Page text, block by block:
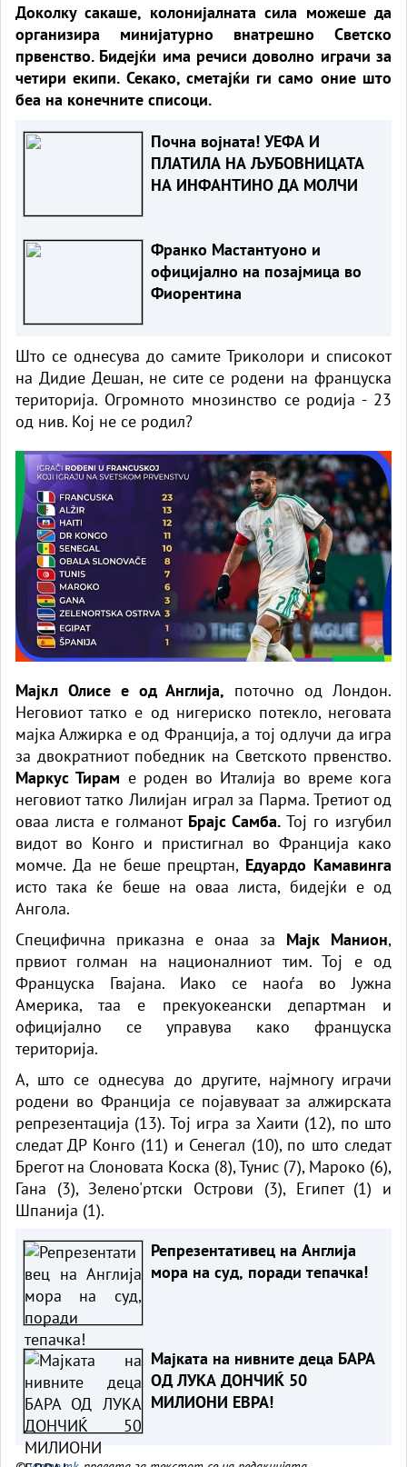
Доколку сакаше, колонијалната сила можеше да
организира минијатурно внатрешно Светско
првенство. Бидејќи има речиси доволно играчи за
четири екипи. Секако, сметајќи ги само оние што
беа на конечните списоци.
Почна војната! УЕФА И
ПЛАТИЛА НА ЉУБОВНИЦАТА
НА ИНФАНТИНО ДА МОЛЧИ
Франко Мастантуоно и
официјално на позајмица во
Фиорентина
Што се однесува до самите Триколори и списокот
на Дидие Дешан, не сите се родени на француска
територија. Огромното мнозинство се родија - 23
од нив. Кој не се родил?
Мајкл Олисе е од Англија, поточно од Лондон.
Неговиот татко е од нигериско потекло, неговата
мајка Алжирка е од Франција, а тој одлучи да игра
за двократниот победник на Светското првенство.
Маркус Тирам е роден во Италија во време кога
неговиот татко Лилијан играл за Парма. Третиот од
оваа листа е голманот Брајс Самба. Тој го изгубил
видот во Конго и пристигнал во Франција како
момче. Да не беше прецртан, Едуардо Камавинга
исто така ќе беше на оваа листа, бидејќи е од
Ангола.
Специфична приказна е онаа за Мајк Манион,
првиот голман на националниот тим. Тој е од
Француска Гвајана. Иако се наоѓа во Јужна
Америка, таа е прекуокеански департман и
официјално се управува како француска
територија.
А, што се однесува до другите, најмногу играчи
родени во Франција се појавуваат за алжирската
репрезентација (13). Тој игра за Хаити (12), по што
следат ДР Конго (11) и Сенегал (10), по што следат
Брегот на Слоновата Коска (8), Тунис (7), Мароко (6),
Гана (3), Зелено'ртски Острови (3), Египет (1) и
Шпанија (1).
Репрезентативец на Англија
мора на суд, поради тепачка!
Мајката на нивните деца БАРА
ОД ЛУКА ДОНЧИЌ 50
МИЛИОНИ ЕВРА!